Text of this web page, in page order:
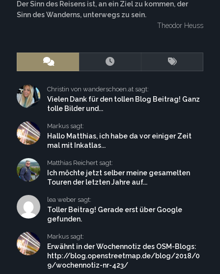
Der Sinn des Reisens ist, an ein Ziel zu kommen, der
Sinn des Wanderns, unterwegs zu sein.
Theodor Heuss
Christin von wanderschoen.at sagt:
Vielen Dank für den tollen Blog Beitrag! Ganz
tolle Bilder und...
Markus sagt:
Hallo Matthias, ich habe da vor einiger Zeit
mal mit Inkatlas...
Matthias Reichert sagt:
Ich möchte jetzt selber meine gesamelten
Touren der letzten Jahre auf...
lea weber sagt:
Toller Beitrag! Gerade erst über Google
gefunden.
Markus sagt:
Erwähnt in der Wochennotiz des OSM-Blogs:
http://blog.openstreetmap.de/blog/2018/0
9/wochennotiz-nr-423/